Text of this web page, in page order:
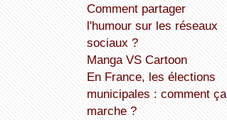
Comment partager
l'humour sur les réseaux
sociaux ?
Manga VS Cartoon
En France, les élections
municipales : comment ça
marche ?